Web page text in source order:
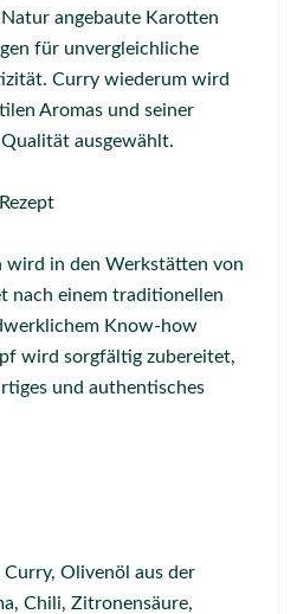
angebaute Karotten
für unvergleichliche
Curry wiederum wird
Aromas und seiner
ausgewählt.
wird in den Werkstätten von
nach einem traditionellen
Know-how
wird sorgfältig zubereitet,
und authentisches
Olivenöl aus der
Chili, Zitronensäure,